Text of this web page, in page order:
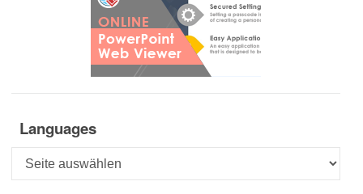
Languages
Languages